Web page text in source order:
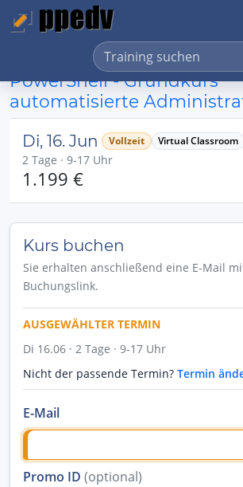
PowerShell - Grundkurs
automatisierte
Di, 16. Jun Vollzeit Virtual Classroom
2 Tage · 9-17 Uhr
1.199 €
Kurs buchen
Sie erhalten anschließend eine E-Mail
Buchungslink.
AUSGEWÄHLTER TERMIN
Di 16.06 · 2 Tage · 9-17 Uhr
Nicht der passende Termin? Termin
E-Mail
Promo ID (optional)